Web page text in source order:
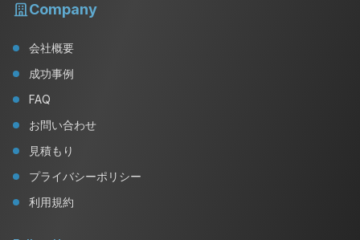
Company
会社概要
成功事例
FAQ
お問い合わせ
見積もり
プライバシーポリシー
利用規約